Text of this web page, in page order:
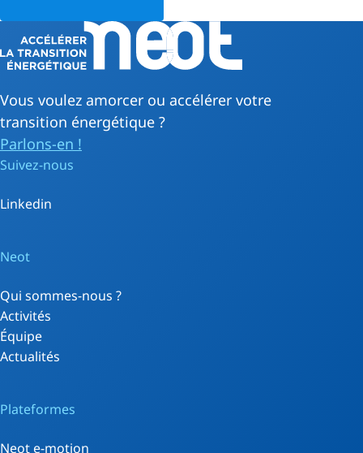
Vous voulez amorcer ou accélérer votre
transition énergétique ?
Parlons-en !
Suivez-nous
Linkedin
Neot
Qui sommes-nous ?
Activités
Équipe
Actualités
Plateformes
Neot e-motion